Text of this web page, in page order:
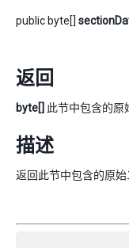
public byte[]
返回
byte[] 此节中包含的原
描述
返回此节中包含的原始